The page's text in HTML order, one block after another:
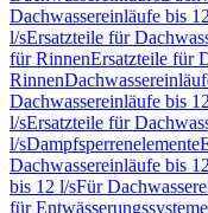
Dachwassereinläufe bis
l/sErsatzteile für
für RinnenErsatzteile für
Rinnen
Dachwassereinläufe bis
l/sErsatzteile für
l/sDampfsperrenelemente
Dachwassereinläufe bis
bis 12 l/sFür
für Entwässerungssysteme